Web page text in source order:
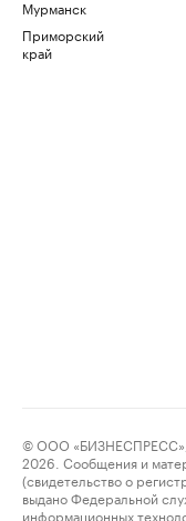
Мурманск
Приморский
край
© ООО
2026. Сообщения и
(свидетельство о
выдано Федеральной
информационных